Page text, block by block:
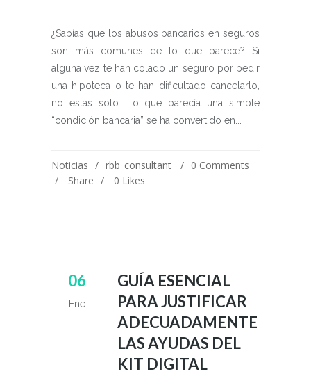
¿Sabías que los abusos bancarios en seguros
son más comunes de lo que parece? Si
alguna vez te han colado un seguro por pedir
una hipoteca o te han dificultado cancelarlo,
no estás solo. Lo que parecía una simple
“condición bancaria” se ha convertido en...
Noticias rbb_consultant
0 Comments
Share
0 Likes
06
Ene
GUÍA ESENCIAL
PARA JUSTIFICAR
ADECUADAMENTE
LAS AYUDAS DEL
KIT DIGITAL